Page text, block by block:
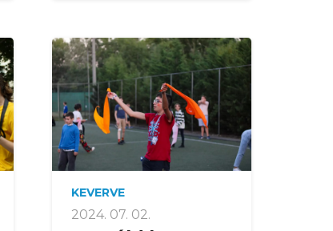
KEVERVE
2024. 07. 02.